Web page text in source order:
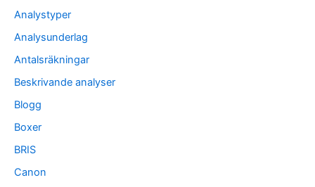
Analystyper
Analysunderlag
Antalsräkningar
Beskrivande analyser
Blogg
Boxer
BRIS
Canon